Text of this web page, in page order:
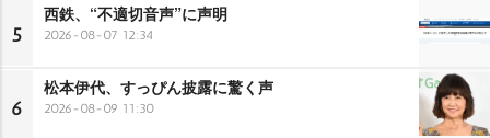
5
西鉄、“不適切音声”に声明
2026-08-07 12:34
6
松本伊代、すっぴん披露に驚く声
2026-08-09 11:30